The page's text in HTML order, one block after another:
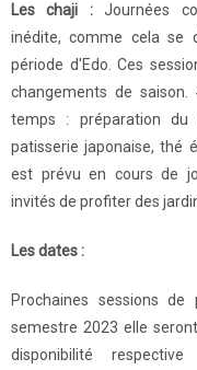
Les chaji :Journées
inédite, comme cela se
période d'Edo. Ces
changements de
temps : préparation du
patisserie japonaise, thé
est prévu en cours de
invités de profiter des
Les dates :
Prochaines sessions
semestre 2023 elle
disponibilité